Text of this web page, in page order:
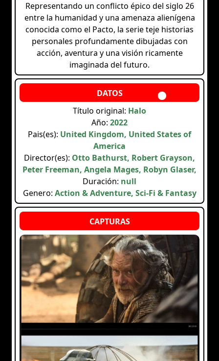
Representando un conflicto épico del siglo 26
entre la humanidad y una amenaza alienígena
conocida como el Pacto, la serie teje historias
personales profundamente dibujadas con
acción, aventura y una visión ricamente
imaginada del futuro.
Título original: Halo
Año: 2022
Pais(es): United Kingdom, United States of
America
Director(es): Otto Bathurst, Robert Grayson,
Peter Freeman, Angela Mages, Robyn Glaser,
Duración: null
Genero: Action & Adventure, Sci-Fi & Fantasy